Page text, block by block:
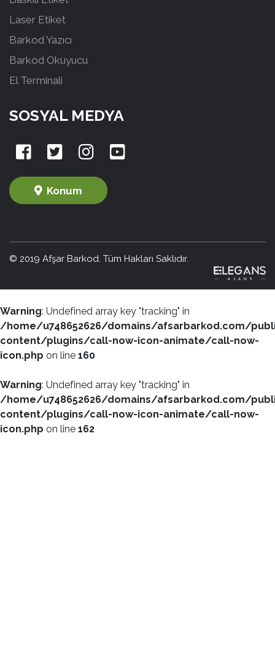
Laser Etiket
Barkod Yazıcı
Barkod Okuyucu
El Terminali
SOSYAL MEDYA
Konum
© 2019 Afşar Barkod. Tüm Hakları Saklıdır.
Warning: Undefined array key "tracking" in
/home/u748652626/domains/afsarbarkod.com/
content/plugins/call-now-icon-animate/call-now-
icon.php on line 160
Warning: Undefined array key "tracking" in
/home/u748652626/domains/afsarbarkod.com/
content/plugins/call-now-icon-animate/call-now-
icon.php on line 162